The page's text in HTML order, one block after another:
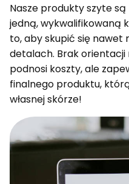
Nasze produkty szyte
jedną, wykwalifikowaną
to, aby skupić się nawet
detalach. Brak
podnosi koszty, ale
finalnego produktu,
własnej skórze!